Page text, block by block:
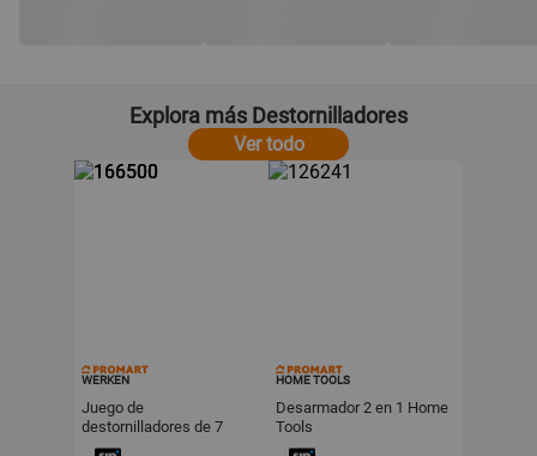
Explora más Destornilladores
Ver todo
WERKEN
Juego de
destornilladores de 7
piezas Werken
HOME TOOLS
Desarmador 2 en 1 Home
Tools